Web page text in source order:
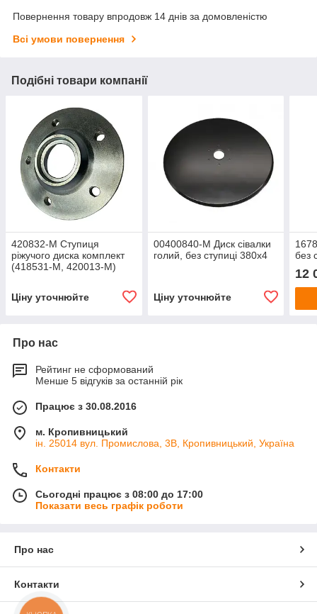
Повернення товару впродовж 14 днів за домовленістю
Всі умови повернення
Подібні товари компанії
420832-M Ступиця
ріжучого диска комплект
(418531-M, 420013-M)
Ціну уточнюйте
00400840-M Диск сівалки
голий, без ступиці 380х4
Ціну уточнюйте
без
12
Про нас
Рейтинг не сформований
Менше 5 відгуків за останній рік
Працює з 30.08.2016
м. Кропивницький
ін. 25014 вул. Промислова, 3В, Кропивницький, Україна
Контакти
Сьогодні працює з 08:00 до 17:00
Показати весь графік роботи
Про нас
Контакти